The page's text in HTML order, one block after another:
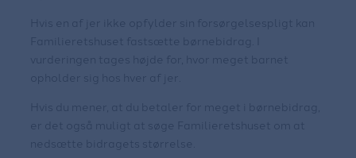
Hvis en af jer ikke opfylder sin forsørgelsespligt kan
Familieretshuset fastsætte børnebidrag. I
vurderingen tages højde for, hvor meget barnet
opholder sig hos hver af jer.
Hvis du mener, at du betaler for meget i børnebidrag,
er det også muligt at søge Familieretshuset om at
nedsætte bidragets størrelse.